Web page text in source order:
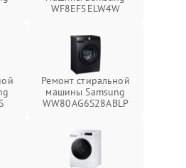
WF8EF5ELW4W
Ремонт стиральной
машины Samsung
WW80AG6S28ABLP